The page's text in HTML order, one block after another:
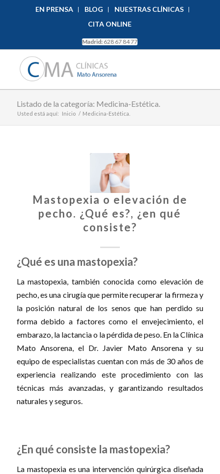
EN PRENSA BLOG
NUESTRAS CLÍNICAS
CITA ONLINE
Madrid: 628 67 84 77
Listado de la categoría: Medicina-Estética.
Usted está aquí: Inicio / Medicina-Estética.
Mastopexia o elevación de
pecho. ¿Qué es?, ¿en qué
consiste?
¿Qué es una mastopexia?
La mastopexia, también conocida como elevación de
pecho, es una cirugía que permite recuperar la firmeza y
la posición natural de los senos que han perdido su
forma debido a factores como el envejecimiento, el
embarazo, la lactancia o la pérdida de peso. En la Clínica
Mato Ansorena, el Dr. Javier Mato Ansorena y su
equipo de especialistas cuentan con más de 30 años de
experiencia realizando este procedimiento con las
técnicas más avanzadas, y garantizando resultados
naturales y seguros.
¿En qué consiste la mastopexia?
La mastopexia es una intervención quirúrgica diseñada